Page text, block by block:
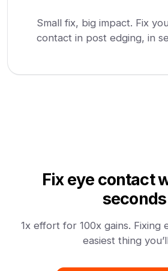
Small fix, big impact. Fix
contact in post edging, in
Fix eye contact
seconds
1x effort for 100x gains. Fixing
easiest thing